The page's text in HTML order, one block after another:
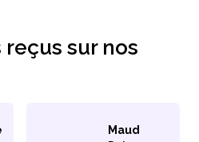
sur nos
Maud